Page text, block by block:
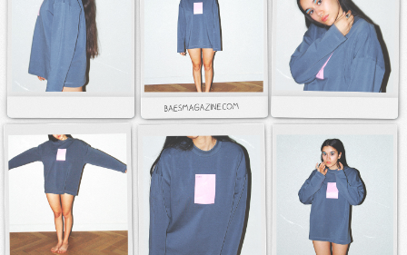
ИП Щукин Максим Андреевич
ИНН: 710512064796
ОГРНИП: 323710000043333